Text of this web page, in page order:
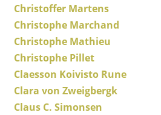
... voir tous les luminaires
Lits
Lits doubles
Lits simples
Christoffer Martens
Christophe Marchand
Christophe Mathieu
Christophe Pillet
Claesson Koivisto Rune
Clara von Zweigbergk
Claus C. Simonsen